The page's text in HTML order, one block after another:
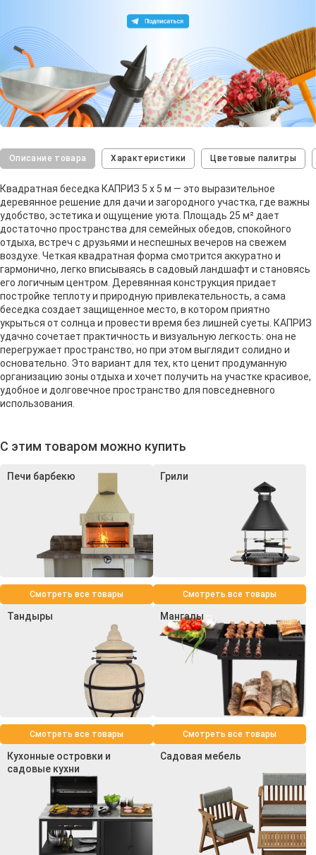
Описание товара Характеристики Цветовые палитры
Квадратная беседка КАПРИЗ 5 х 5 м — это выразительное
деревянное решение для дачи и загородного участка, где важны
удобство, эстетика и ощущение уюта. Площадь 25 м² дает
достаточно пространства для семейных обедов, спокойного
отдыха, встреч с друзьями и неспешных вечеров на свежем
воздухе. Четкая квадратная форма смотрится аккуратно и
гармонично, легко вписываясь в садовый ландшафт и становясь
его логичным центром. Деревянная конструкция придает
постройке теплоту и природную привлекательность, а сама
беседка создает защищенное место, в котором приятно
укрыться от солнца и провести время без лишней суеты. КАПРИЗ
удачно сочетает практичность и визуальную легкость: она не
перегружает пространство, но при этом выглядит солидно и
основательно. Это вариант для тех, кто ценит продуманную
организацию зоны отдыха и хочет получить на участке красивое,
удобное и долговечное пространство для повседневного
использования.
С этим товаром можно купить
Печи барбекю
Смотреть все товары
Грили
Смотреть все товары
Тандыры
Смотреть все товары
Мангалы
Смотреть все товары
Кухонные островки и
садовые кухни
Садовая мебель